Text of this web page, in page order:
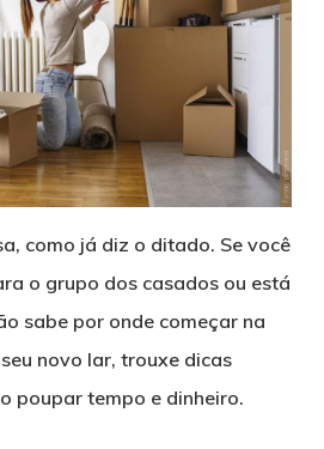
como já diz o ditado. Se você
o grupo dos casados ou está
sabe por onde começar na
novo lar, trouxe dicas
poupar tempo e dinheiro.